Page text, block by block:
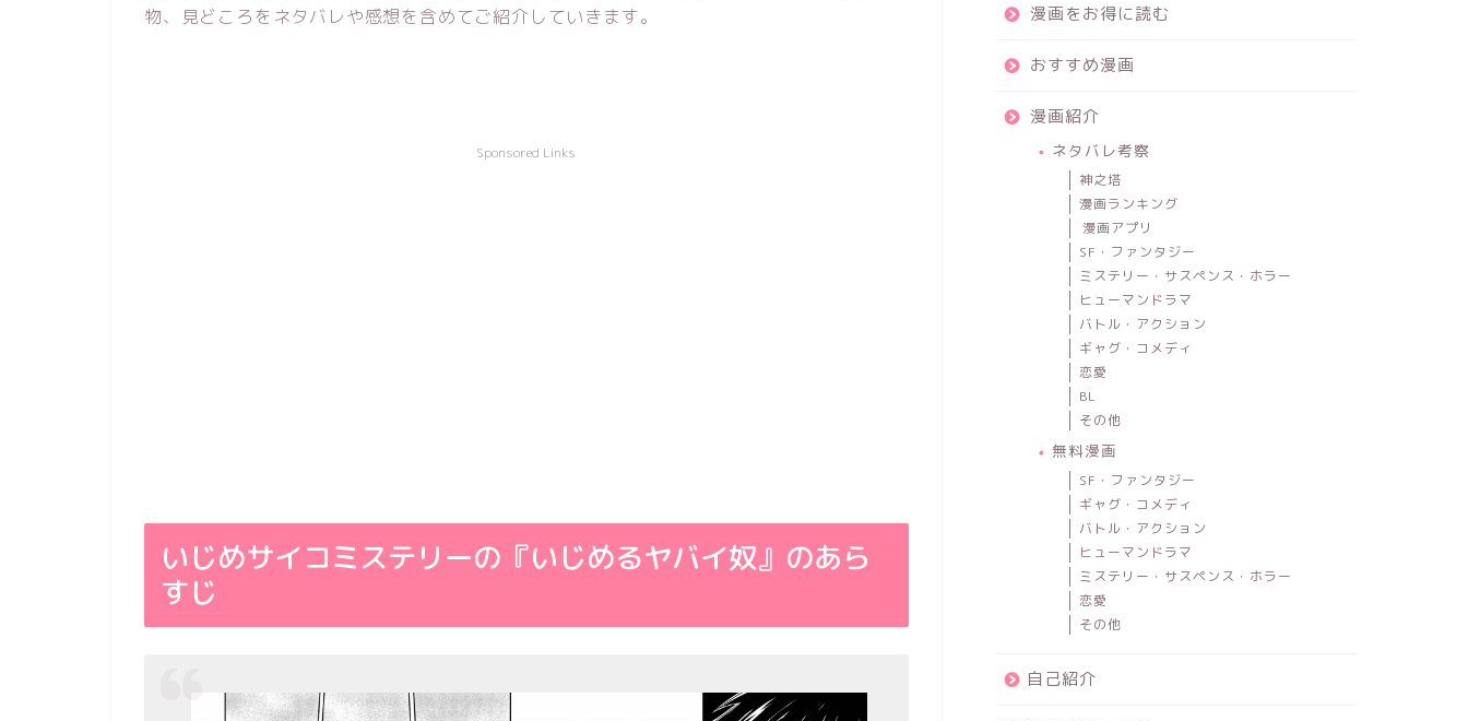
物、見どころをネタバレや感想を含めてご紹介していきます。
Sponsored Links
いじめサイコミステリーの『いじめるヤバイ奴』のあら
すじ
漫画をお得に読む
おすすめ漫画
漫画紹介
ネタバレ考察
神之塔
漫画ランキング
漫画アプリ
SF・ファンタジー
ミステリー・サスペンス・ホラー
ヒューマンドラマ
バトル・アクション
ギャグ・コメディ
恋愛
BL
その他
無料漫画
SF・ファンタジー
ギャグ・コメディ
バトル・アクション
ヒューマンドラマ
ミステリー・サスペンス・ホラー
恋愛
その他
自己紹介